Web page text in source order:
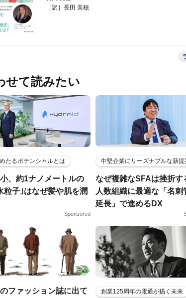
［訳］長田 美穂
せて読みたい
たるポテンシャルとは
、約1ナノメートルの
粒子｣はなぜ髪や肌を潤
Sponsored
中堅企業にリーズナブルな新提
なぜ複雑なSFAは挫折す
人数組織に最適な「名刺
延長」で進めるDX
のファッション誌に出て
創業125周年の電通が描く未来